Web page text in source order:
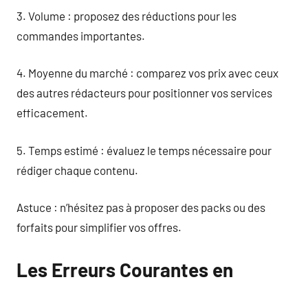
3. Volume : proposez des réductions pour les
commandes importantes.
4. Moyenne du marché : comparez vos prix avec ceux
des autres rédacteurs pour positionner vos services
efficacement.
5. Temps estimé : évaluez le temps nécessaire pour
rédiger chaque contenu.
Astuce : n’hésitez pas à proposer des packs ou des
forfaits pour simplifier vos offres.
Les Erreurs Courantes en